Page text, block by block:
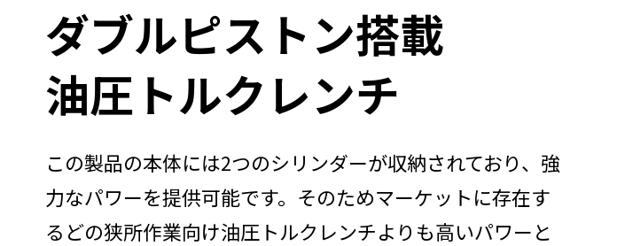
ダブルピストン搭載
油圧トルクレンチ
この製品の本体には2つのシリンダーが収納されており、強
力なパワーを提供可能です。そのためマーケットに存在す
るどの狭所作業向け油圧トルクレンチよりも高いパワーと